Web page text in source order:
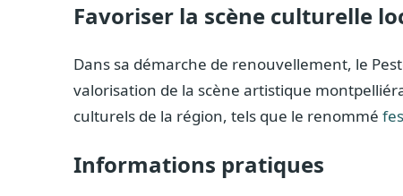
Favoriser la scène culturelle
Dans sa démarche de renouvellement, le
valorisation de la scène artistique
culturels de la région, tels que le renommé
Informations pratiques